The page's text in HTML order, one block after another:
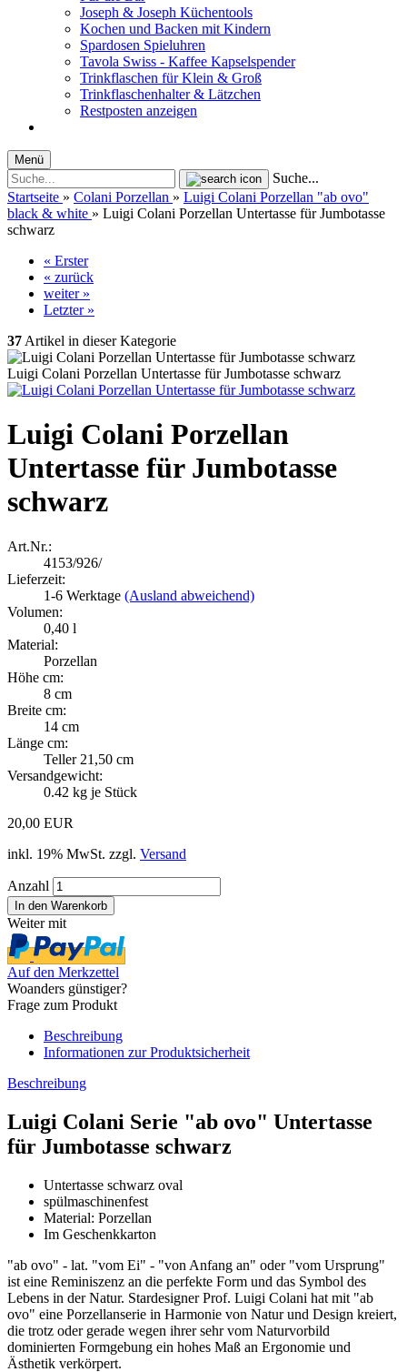
Joseph & Joseph Küchentools
Kochen und Backen mit Kindern
Spardosen Spieluhren
Tavola Swiss - Kaffee Kapselspender
Trinkflaschen für Klein & Groß
Trinkflaschenhalter & Lätzchen
Restposten anzeigen
Menü
Suche...
Startseite » Colani Porzellan » Luigi Colani Porzellan "ab ovo"
black & white » Luigi Colani Porzellan Untertasse für Jumbotasse
schwarz
« Erster
« zurück
weiter »
Letzter »
37 Artikel in dieser Kategorie
Luigi Colani Porzellan Untertasse für Jumbotasse schwarz
Luigi Colani Porzellan
Untertasse für Jumbotasse
schwarz
Art.Nr.:
4153/926/
Lieferzeit:
1-6 Werktage (Ausland abweichend)
Volumen:
0,40 l
Material:
Porzellan
Höhe cm:
8 cm
Breite cm:
14 cm
Länge cm:
Teller 21,50 cm
Versandgewicht:
0.42 kg je Stück
20,00 EUR
inkl. 19% MwSt. zzgl. Versand
Anzahl
Weiter mit
Auf den Merkzettel
Woanders günstiger?
Frage zum Produkt
Beschreibung
Informationen zur Produktsicherheit
Beschreibung
Luigi Colani Serie "ab ovo" Untertasse
für Jumbotasse schwarz
Untertasse schwarz oval
spülmaschinenfest
Material: Porzellan
Im Geschenkkarton
"ab ovo" - lat. "vom Ei" - "von Anfang an" oder "vom Ursprung"
ist eine Reminiszenz an die perfekte Form und das Symbol des
Lebens in der Natur. Stardesigner Prof. Luigi Colani hat mit "ab
ovo" eine Porzellanserie in Harmonie von Natur und Design kreiert,
die trotz oder gerade wegen ihrer sehr vom Naturvorbild
dominierten Formgebung ein hohes Maß an Ergonomie und
Ästhetik verkörpert.